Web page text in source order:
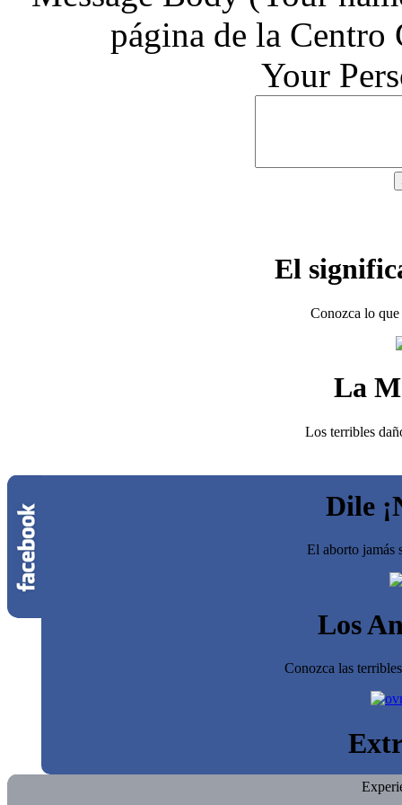
página de la
Your
El
Conozca lo
La
Los terribles
Dile
El aborto jamás
Los
Conozca las